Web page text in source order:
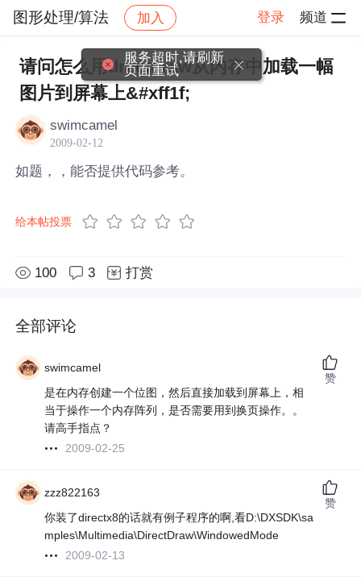
图形处理/算法 加入 登录 频道
社区 图形处理/算法 帖子详情
请问怎么用drectdraw从内存中加载一幅
图片到屏幕上&#xff1f;
swimcamel
2009-02-12
如题，，能否提供代码参考。
给本帖投票
100 3 打赏
全部评论
swimcamel
是在内存创建一个位图，然后直接加载到屏幕上，相
当于操作一个内存阵列，是否需要用到换页操作。。
请高手指点？
2009-02-25
赞
zzz822163
你装了directx8的话就有例子程序的啊,看D:\DXSDK\sa
mples\Multimedia\DirectDraw\WindowedMode
2009-02-13
赞
服务超时,请刷新
页面重试